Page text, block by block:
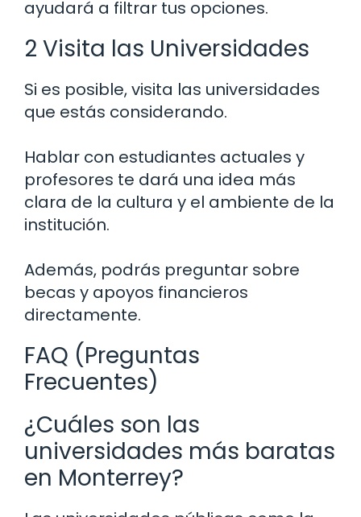
ayudará a filtrar tus opciones.
2 Visita las Universidades
Si es posible, visita las universidades
que estás considerando.
Hablar con estudiantes actuales y
profesores te dará una idea más
clara de la cultura y el ambiente de la
institución.
Además, podrás preguntar sobre
becas y apoyos financieros
directamente.
FAQ (Preguntas
Frecuentes)
¿Cuáles son las
universidades más baratas
en Monterrey?